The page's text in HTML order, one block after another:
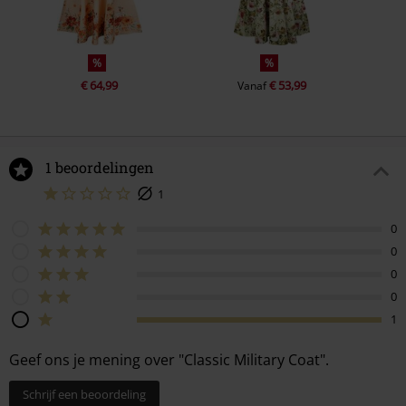
%
€ 64,99
%
Vanaf€ 53,99
1 beoordelingen
1
0
0
0
0
1
Geef ons je mening over "Classic Military Coat".
Schrijf een beoordeling